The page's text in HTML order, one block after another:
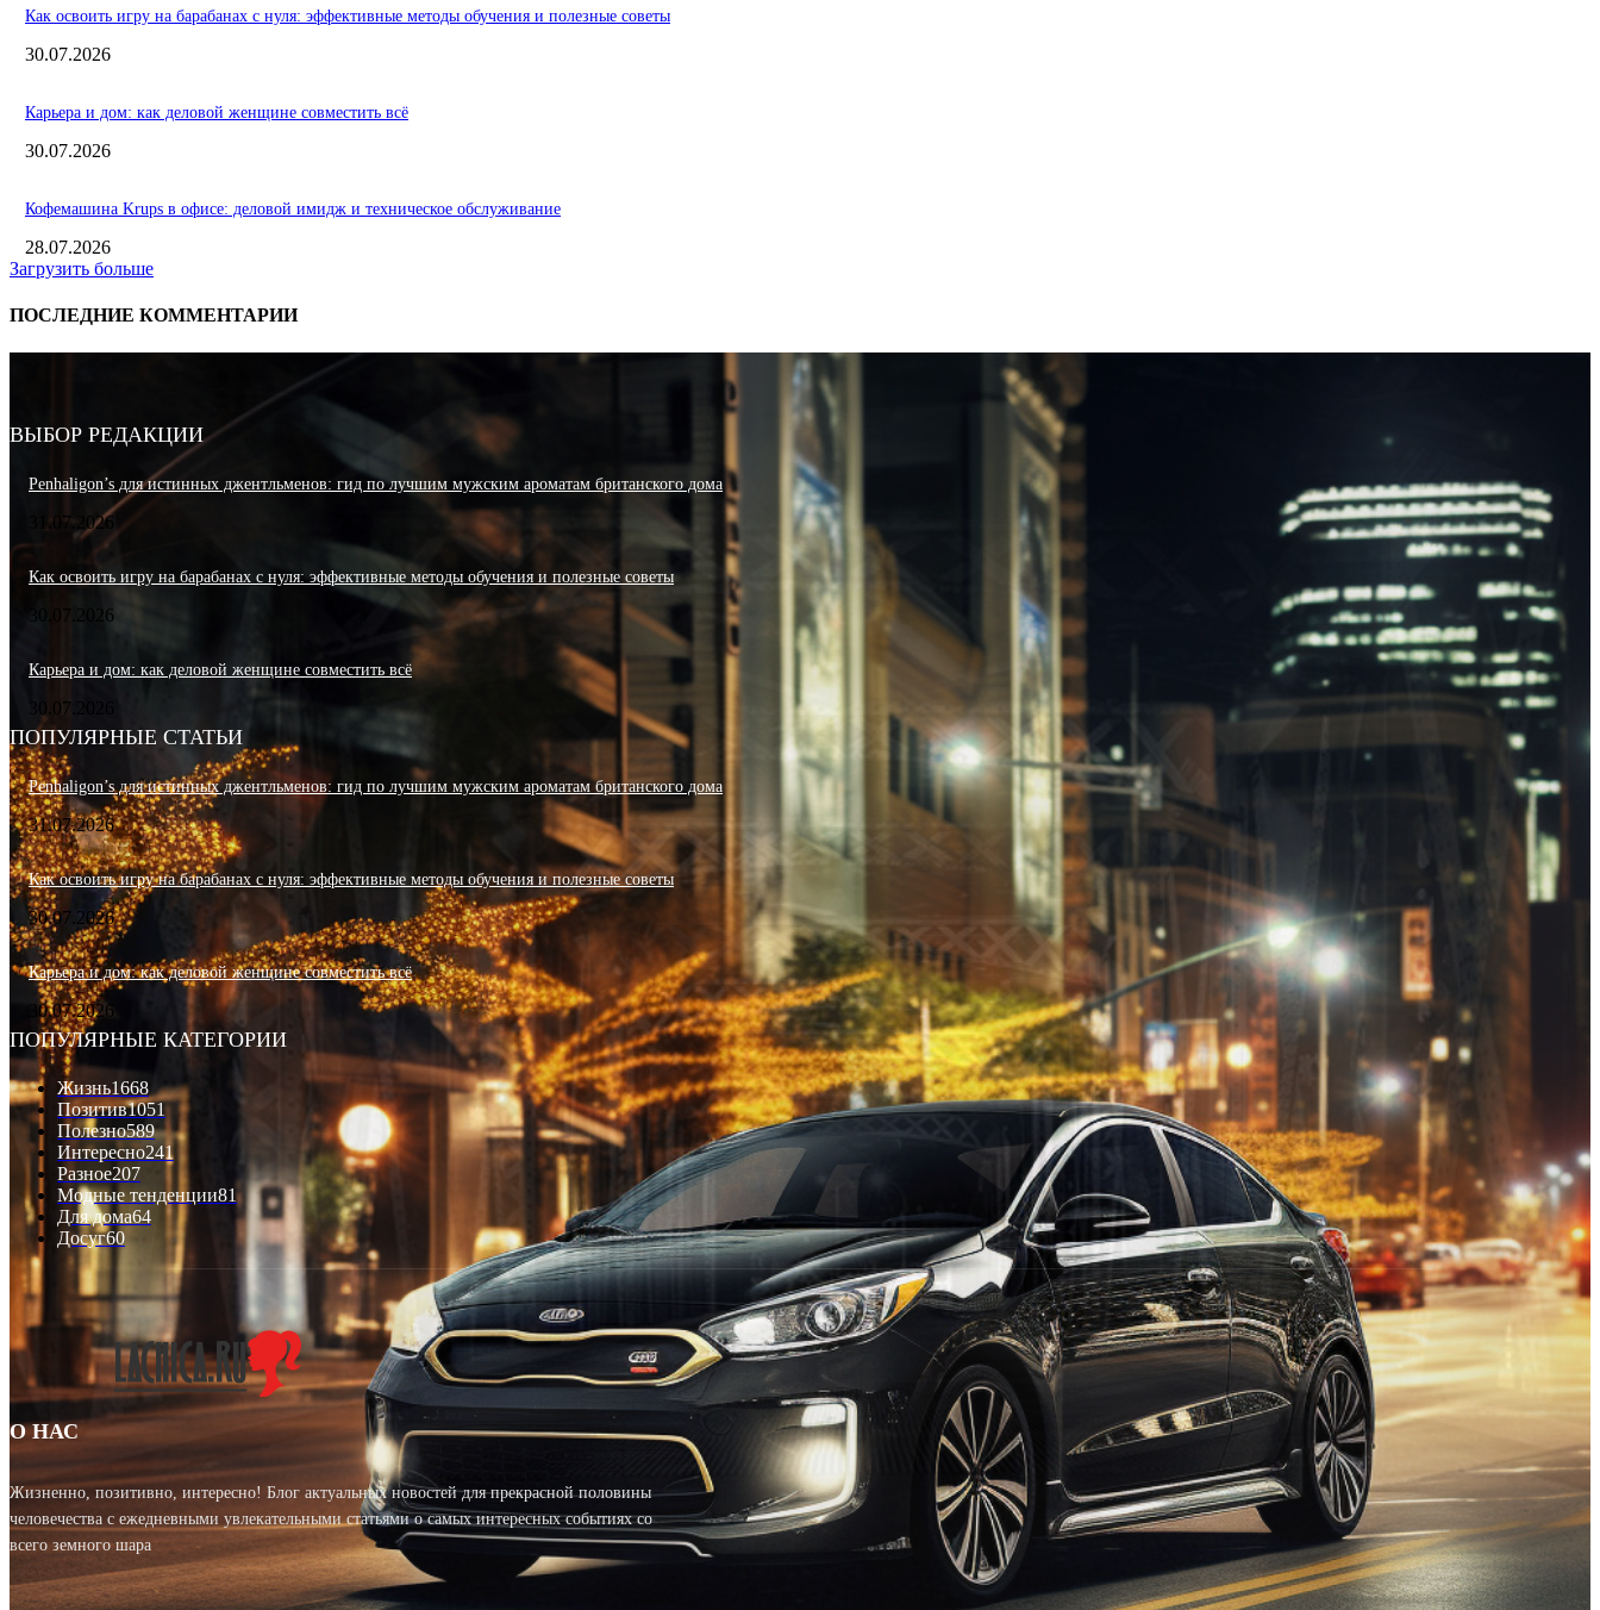
Как освоить игру на барабанах с нуля: эффективные методы обучения и полезные советы
30.07.2026
Карьера и дом: как деловой женщине совместить всё
30.07.2026
Кофемашина Krups в офисе: деловой имидж и техническое обслуживание
28.07.2026
Загрузить больше
ПОСЛЕДНИЕ КОММЕНТАРИИ
ВЫБОР РЕДАКЦИИ
Penhaligon’s для истинных джентльменов: гид по лучшим мужским ароматам британского дома
31.07.2026
Как освоить игру на барабанах с нуля: эффективные методы обучения и полезные советы
30.07.2026
Карьера и дом: как деловой женщине совместить всё
30.07.2026
ПОПУЛЯРНЫЕ СТАТЬИ
Penhaligon’s для истинных джентльменов: гид по лучшим мужским ароматам британского дома
31.07.2026
Как освоить игру на барабанах с нуля: эффективные методы обучения и полезные советы
30.07.2026
Карьера и дом: как деловой женщине совместить всё
30.07.2026
ПОПУЛЯРНЫЕ КАТЕГОРИИ
Жизнь1668
Позитив1051
Полезно589
Интересно241
Разное207
Модные тенденции81
Для дома64
Досуг60
О НАС
Жизненно, позитивно, интересно! Блог актуальных новостей для прекрасной половины
человечества с ежедневными увлекательными статьями о самых интересных событиях со
всего земного шара